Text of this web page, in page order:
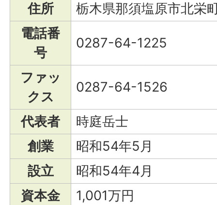
住所
栃木県那須塩原市北栄
電話番
号
0287-64-1225
ファッ
クス
0287-64-1526
代表者
時庭岳士
創業
昭和54年5月
設立
昭和54年4月
資本金
1,001万円